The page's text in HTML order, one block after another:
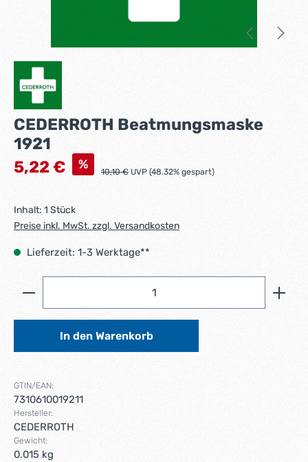
CEDERROTH Beatmungsmaske
1921
Verkaufspreis:
5,22 € % Regulärer Preis:
10,10 € UVP (48.32% gespart)
Inhalt: 1 Stück
Preise inkl. MwSt. zzgl. Versandkosten
Lieferzeit: 1-3 Werktage**
Produkt Anzahl: Gib den gewünschten Wert ein
In den Warenkorb
GTIN/EAN:
7310610019211
Hersteller:
CEDERROTH
Gewicht:
0.015 kg